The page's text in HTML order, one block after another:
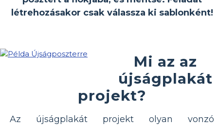
létrehozásakor csak válassza ki sablonként!
Mi az az
újságplakát
projekt?
Az újságplakát projekt olyan vonzó